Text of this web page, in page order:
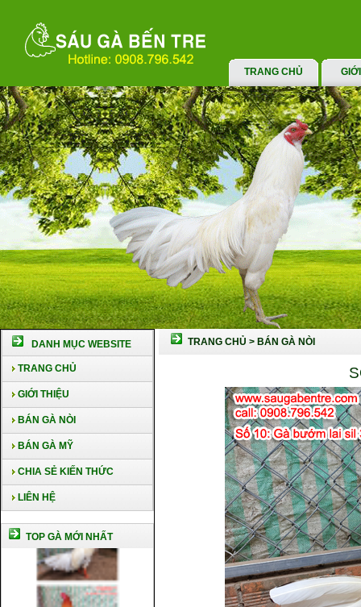
TRANG CHỦ
DANH MỤC WEBSITE
TRANG CHỦ
GIỚI THIỆU
BÁN GÀ NÒI
BÁN GÀ MỸ
CHIA SẺ KIẾN THỨC
LIÊN HỆ
TOP GÀ MỚI NHẤT
TRANG CHỦ > BÁN GÀ NÒI